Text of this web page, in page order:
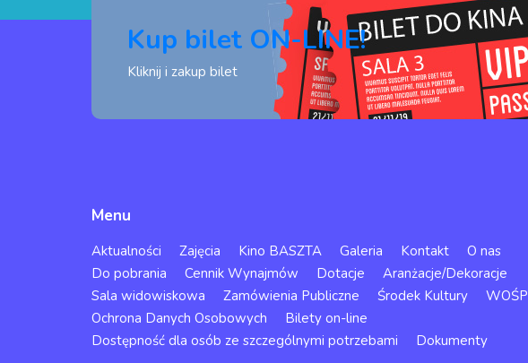
Kup bilet ON-LINE!
Kliknij i zakup bilet
Menu
Aktualności Zajęcia Kino BASZTA Galeria Kontakt
O nas
Do pobrania
Cennik Wynajmów Dotacje
Aranżacje/Dekoracje
Sala widowiskowa
Zamówienia Publiczne Środek Kultury
WOŚP
Ochrona Danych Osobowych
Bilety on-line
Dostępność dla osób ze szczególnymi potrzebami
Dokumenty